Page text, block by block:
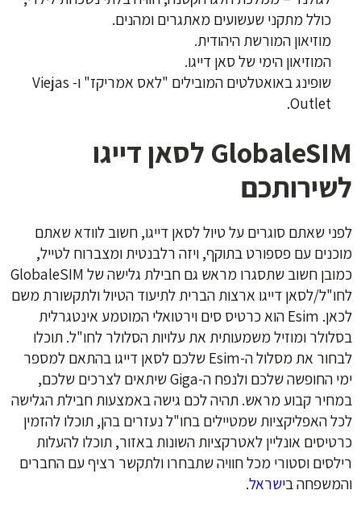
כולל מתקני שעשועים מאתגרים ומהנים.
מוזיאון המורשת היהודית.
המוזיאון הימי של סאן דייגו.
שופינג באואטלטים המובילים "לאס אמריקז" ו- Viejas
Outlet.
GlobaleSIM לסאן דייגו
לשירותכם
לפני שאתם סוגרים על טיול לסאן דייגו, חשוב לוודא שאתם
מוכנים עם פספורט בתוקף, ויזה רלבנטית ומצברוח לטייל,
כמובן חשוב שתסגרו מראש גם חבילת גלישה של GlobaleSIM
לחו"ל/לסאן דייגו ארצות הברית לתיעוד הטיול ולתקשורת משם
לכאן. Esim הוא כרטיס סים וירטואלי המוטמע אינטגרלית
בסלולר ומוזיל משמעותית את עלויות הסלולר לחו"ל. תוכלו
לבחור את מסלול ה-Esim שלכם לסאן דייגו בהתאם למספר
ימי החופשה שלכם ולנפח ה-Giga שיתאים לצרכים שלכם,
במחיר קבוע מראש. תהיה לכם גישה באמצעות חבילת הגלישה
לכל האפליקציות שמטיילים בחו"ל נעזרים בהן, תוכלו להזמין
כרטיסים אונליין לאטרקציות השונות באזור, תוכלו להעלות
רילסים וסטורי מכל חוויה שתבחרו ולתקשר רציף עם החברים
והמשפחה בישראל.